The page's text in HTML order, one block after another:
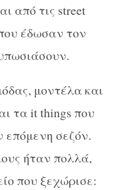
από τις street
έδωσαν τον
μοντέλα και
τα it things που
σεζόν.
ήταν πολλά,
που ξεχώρισε: